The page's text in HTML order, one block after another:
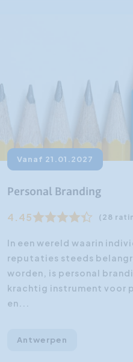
Vanaf 21.01.2027
Personal Branding
4.45 (28
In een wereld waarin
reputaties steeds
worden, is personal
krachtig instrument voor
en...
Antwerpen